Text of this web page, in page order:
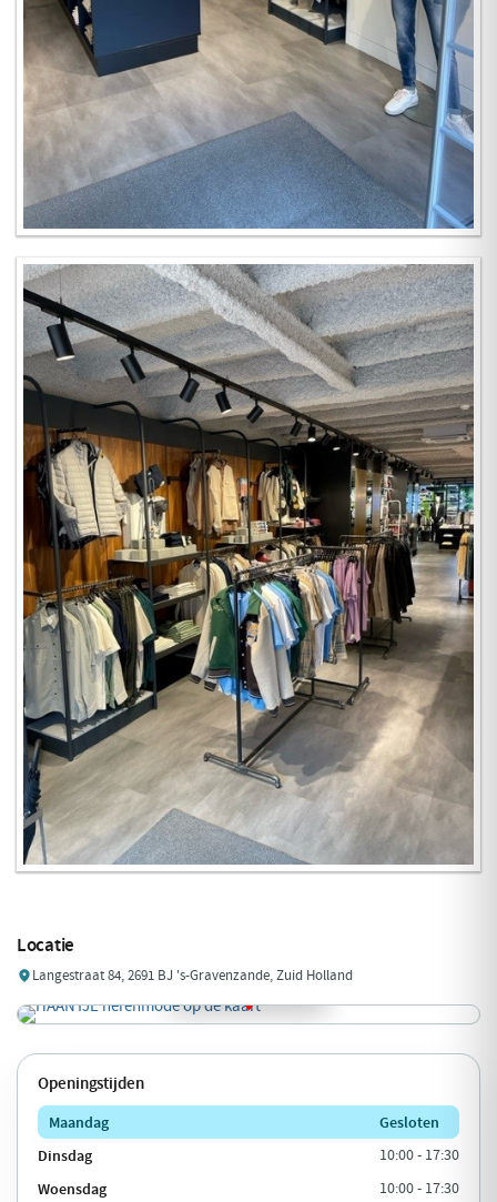
Locatie
Langestraat 84, 2691 BJ 's-Gravenzande, Zuid Holland
Openingstijden
Maandag
Gesloten
Dinsdag
10:00 - 17:30
Woensdag 10:00 - 17:30